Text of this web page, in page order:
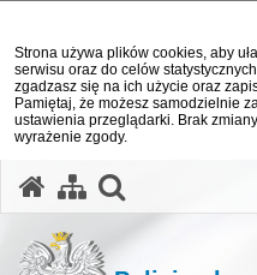
Strona używa plików cookies, aby
serwisu oraz do celów
zgadzasz się na ich użycie oraz
Pamiętaj, że możesz samodzielnie
ustawienia przeglądarki. Brak
wyrażenie zgody.